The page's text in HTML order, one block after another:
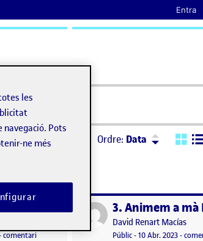
Entra
Ajuda
Ordre: Data Ordre:
4. Animem digitalment I: El primer contacte
comentariel 4. Animem digitalment I: El primer contacte
Publicat per
Publicat per
David Renart Macías
Visibilitat:
Públic-Data de publicació
10 Abr. 2023-
les
Pots
ne més